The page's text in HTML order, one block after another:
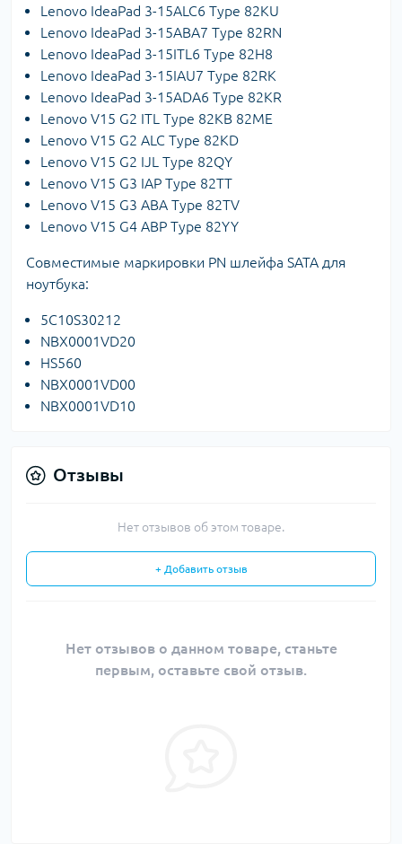
Lenovo IdeaPad 3-15ALC6 Type 82KU
Lenovo IdeaPad 3-15ABA7 Type 82RN
Lenovo IdeaPad 3-15ITL6 Type 82H8
Lenovo IdeaPad 3-15IAU7 Type 82RK
Lenovo IdeaPad 3-15ADA6 Type 82KR
Lenovo V15 G2 ITL Type 82KB 82ME
Lenovo V15 G2 ALC Type 82KD
Lenovo V15 G2 IJL Type 82QY
Lenovo V15 G3 IAP Type 82TT
Lenovo V15 G3 ABA Type 82TV
Lenovo V15 G4 ABP Type 82YY
Совместимые маркировки PN шлейфа SATA для
ноутбука:
5C10S30212
NBX0001VD20
HS560
NBX0001VD00
NBX0001VD10
Отзывы
Нет отзывов об этом товаре.
+ Добавить отзыв
Нет отзывов о данном товаре, станьте
первым, оставьте свой отзыв.